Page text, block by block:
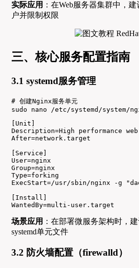
实际应用 ：在Web服务器集群中，
户并限制权限
三、核心服务配置指南
3.1 systemd服务管理
# 创建Nginx服务单元
sudo nano /etc/systemd/system/
[Unit]
Description=High performance
After=network.target
[Service]
User=nginx
Group=nginx
Type=forking
ExecStart=/usr/sbin/nginx -g
[Install]
WantedBy=multi-user.target
场景应用 ：在部署微服务架构时，
systemd单元文件
3.2 防火墙配置（firewalld）